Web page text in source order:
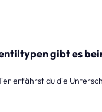
gibt es
erfährst du die